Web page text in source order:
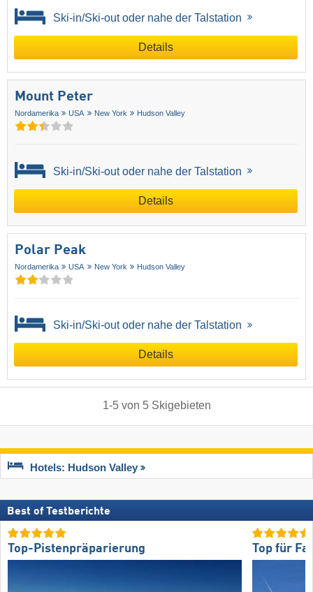
Ski-in/Ski-out oder nahe der Talstation
Details
Mount Peter
Nordamerika USA New York Hudson Valley
Ski-in/Ski-out oder nahe der Talstation
Details
Polar Peak
Nordamerika USA New York Hudson Valley
Ski-in/Ski-out oder nahe der Talstation
Details
1-5von 5 Skigebieten
Hotels: Hudson Valley
Best of Testberichte
Top-Pistenpräparierung Top für